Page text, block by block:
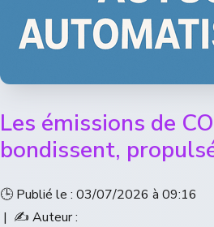
Les émissions de
bondissent,
🕒 Publié le : 03/07/2026 à 09:16
| ✍️ Auteur :